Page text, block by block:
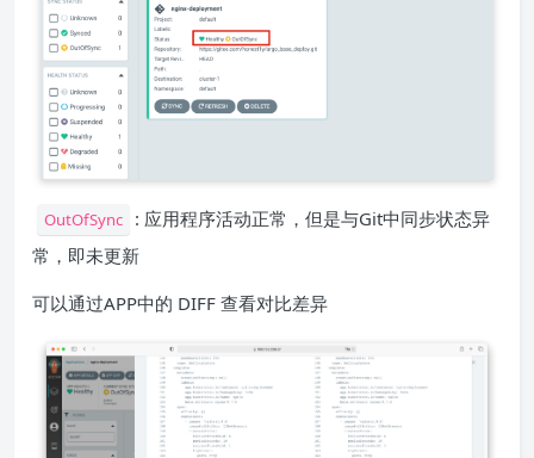
OutOfSync
: 应用程序活动正常，但是与Git中同步状态异
常，即未更新
可以通过APP中的 DIFF 查看对比差异